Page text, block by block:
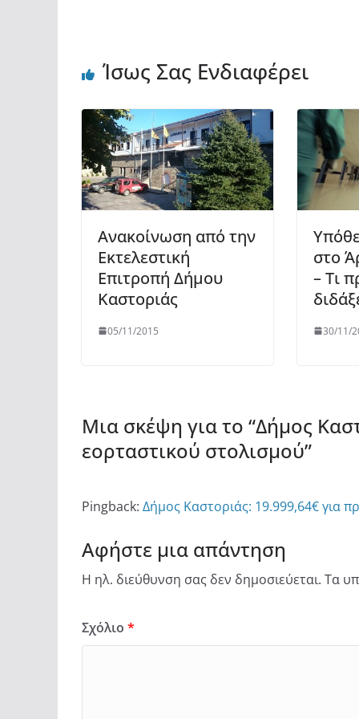
Ίσως Σας Ενδιαφέρει
Ανακοίνωση από την
Εκτελεστική
Επιτροπή Δήμου
Καστοριάς
05/11/2015
στο
– Τι
30/11/
Μια σκέψη για το “Δήμος
εορταστικού στολισμού”
Pingback: Δήμος Καστοριάς: 19.999,64€ για
Αφήστε μια απάντηση
Η ηλ. διεύθυνση σας δεν δημοσιεύεται. Τα
Σχόλιο *